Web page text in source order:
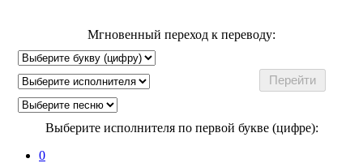
Мгновенный переход к переводу:
Выберите исполнителя по первой букве (цифре):
0